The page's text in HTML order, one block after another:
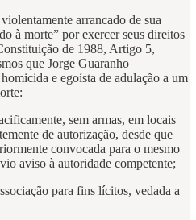
arrancado de sua
à morte” por exercer seus direitos
de 1988, Artigo 5,
que Jorge Guaranho
e egoísta de adulação a um
sem armas, em locais
de autorização, desde que
convocada para o mesmo
aviso à autoridade competente;
para fins lícitos, vedada a